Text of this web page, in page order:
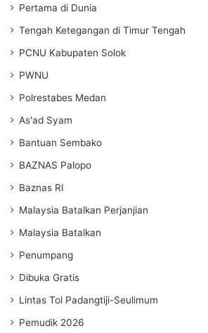
Pertama di Dunia
Tengah Ketegangan di Timur Tengah
PCNU Kabupaten Solok
PWNU
Polrestabes Medan
As'ad Syam
Bantuan Sembako
BAZNAS Palopo
Baznas RI
Malaysia Batalkan Perjanjian
Malaysia Batalkan
Penumpang
Dibuka Gratis
Lintas Tol Padangtiji-Seulimum
Pemudik 2026